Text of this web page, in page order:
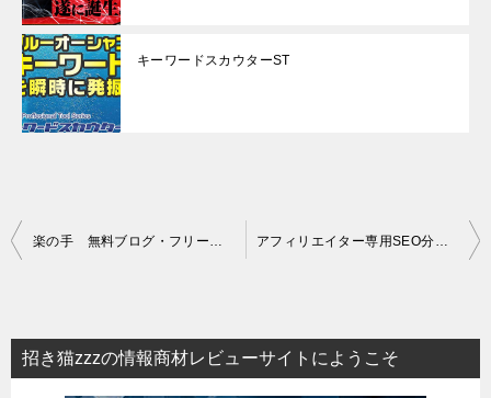
キーワードスカウターST
投
ビ
ゲ
招き猫zzzの情報商材レビューサイトにようこそ